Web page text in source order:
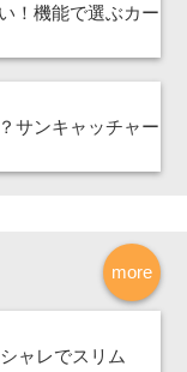
！機能で選ぶカー
サンキャッチャー
more
ャレでスリム